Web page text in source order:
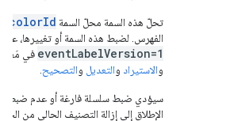
تحلّ هذه السمة محلّ السمة colorId
الفهرس. لضبط هذه السمة أو تغييرها،
eventLabelVersion=1 في
والاستيراد والتعديل والتصحيح
سيؤدي ضبط سلسلة فارغة أو عدم ضبط
الإطلاق إلى إزالة التصنيف الحالي من